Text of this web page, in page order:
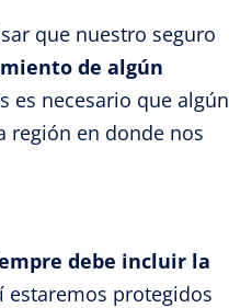
que nuestro seguro
de algún
es necesario que algún
región en donde nos
debe incluir la
estaremos protegidos